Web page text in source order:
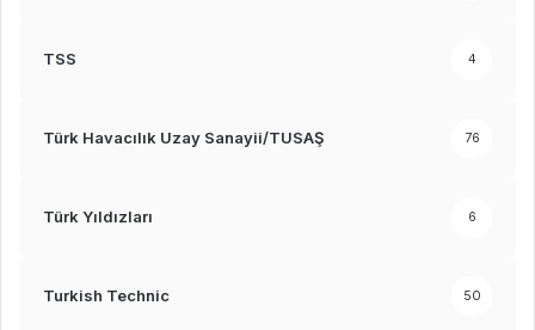
TSS 4
Türk Havacılık Uzay Sanayii/TUSAŞ 76
Türk Yıldızları 6
Turkish Technic 50